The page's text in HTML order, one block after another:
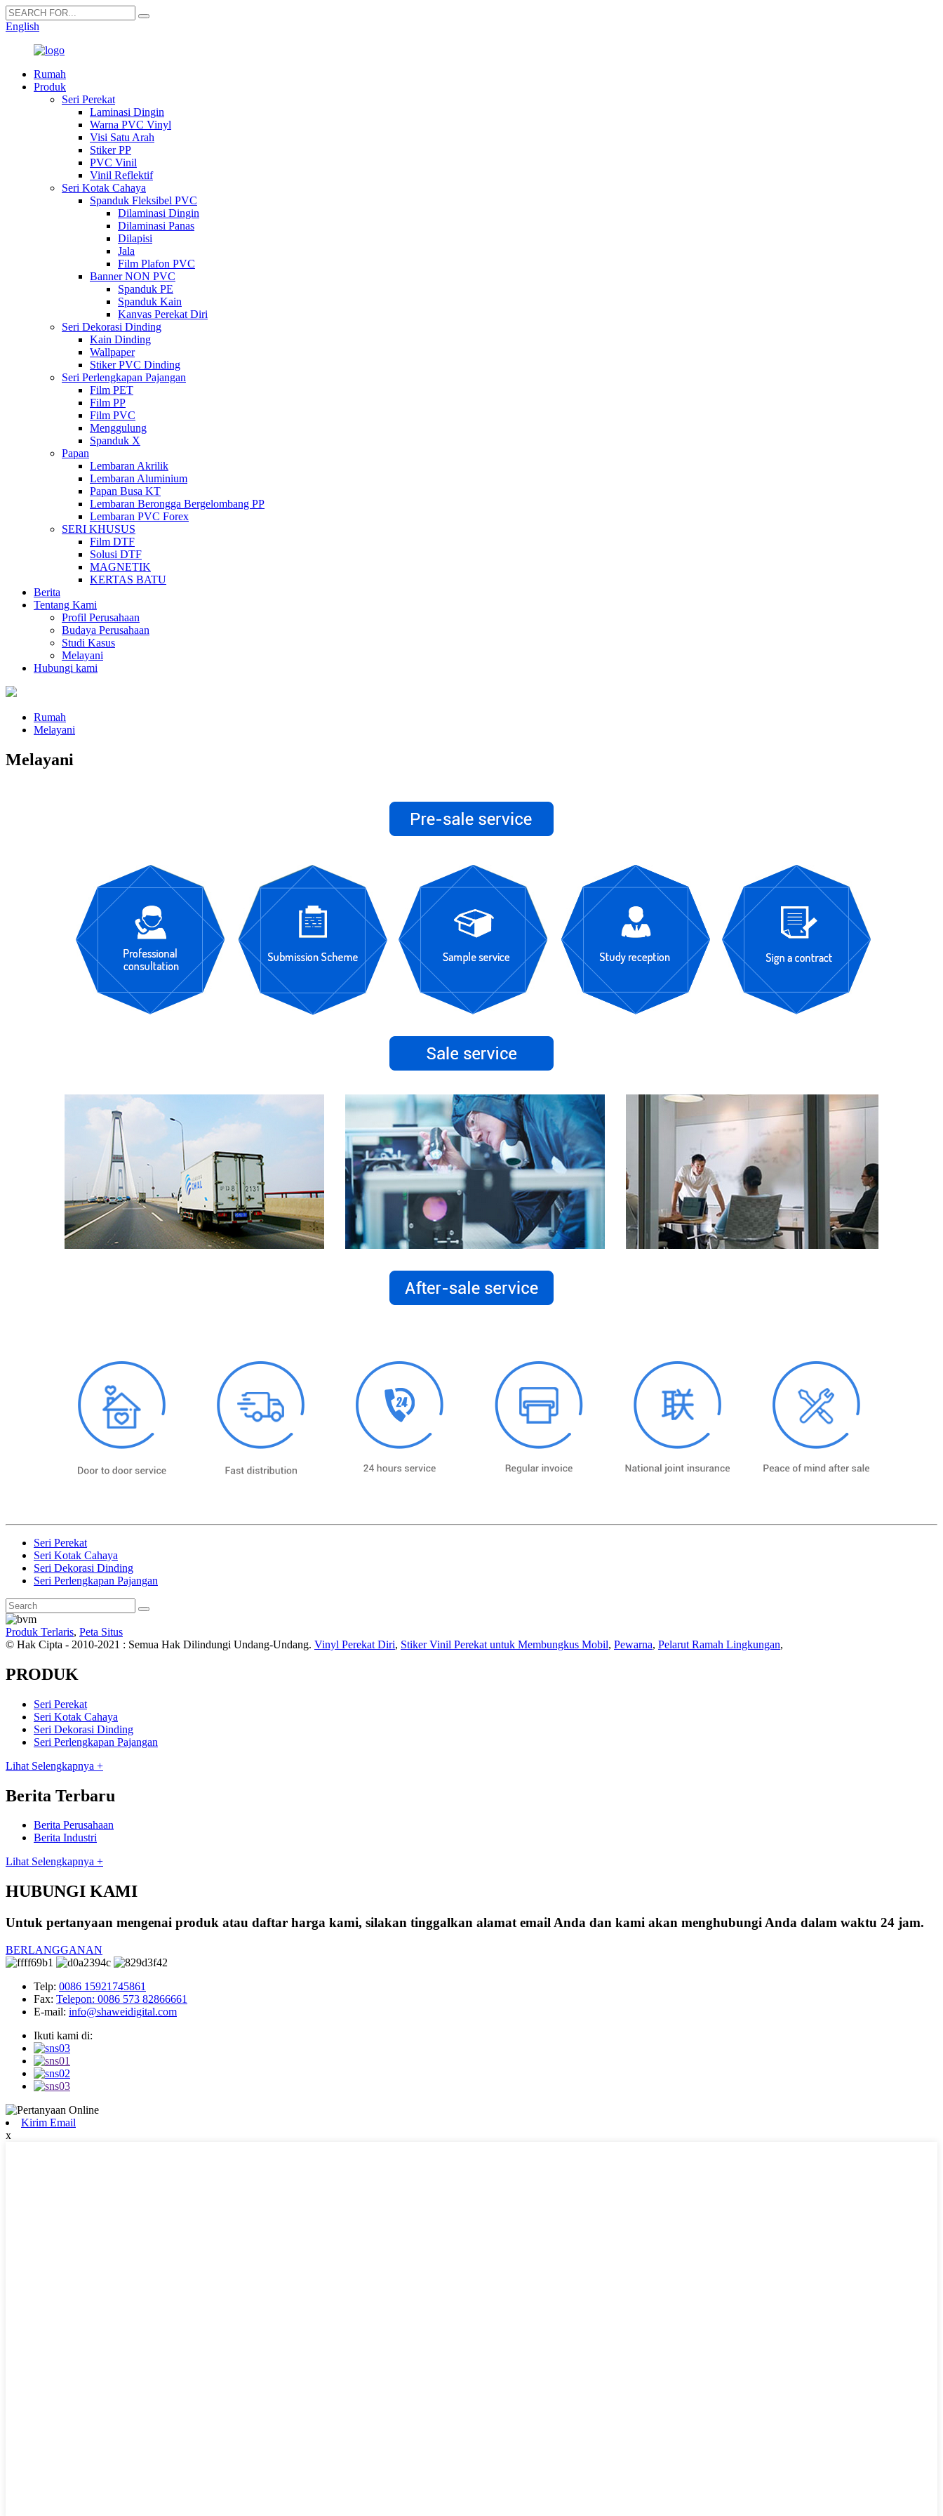
English
Rumah
Produk
Seri Perekat
Laminasi Dingin
Warna PVC Vinyl
Visi Satu Arah
Stiker PP
PVC Vinil
Vinil Reflektif
Seri Kotak Cahaya
Spanduk Fleksibel PVC
Dilaminasi Dingin
Dilaminasi Panas
Dilapisi
Jala
Film Plafon PVC
Banner NON PVC
Spanduk PE
Spanduk Kain
Kanvas Perekat Diri
Seri Dekorasi Dinding
Kain Dinding
Wallpaper
Stiker PVC Dinding
Seri Perlengkapan Pajangan
Film PET
Film PP
Film PVC
Menggulung
Spanduk X
Papan
Lembaran Akrilik
Lembaran Aluminium
Papan Busa KT
Lembaran Berongga Bergelombang PP
Lembaran PVC Forex
SERI KHUSUS
Film DTF
Solusi DTF
MAGNETIK
KERTAS BATU
Berita
Tentang Kami
Profil Perusahaan
Budaya Perusahaan
Studi Kasus
Melayani
Hubungi kami
Rumah
Melayani
Melayani
Seri Perekat
Seri Kotak Cahaya
Seri Dekorasi Dinding
Seri Perlengkapan Pajangan
Produk Terlaris, Peta Situs
© Hak Cipta - 2010-2021 : Semua Hak Dilindungi Undang-Undang. Vinyl Perekat Diri, Stiker Vinil Perekat untuk Membungkus Mobil, Pewarna, Pelarut Ramah Lingkungan,
PRODUK
Seri Perekat
Seri Kotak Cahaya
Seri Dekorasi Dinding
Seri Perlengkapan Pajangan
Lihat Selengkapnya +
Berita Terbaru
Berita Perusahaan
Berita Industri
Lihat Selengkapnya +
HUBUNGI KAMI
Untuk pertanyaan mengenai produk atau daftar harga kami, silakan tinggalkan alamat email Anda dan kami akan menghubungi Anda dalam waktu 24 jam.
BERLANGGANAN
Telp: 0086 15921745861
Fax: Telepon: 0086 573 82866661
E-mail: info@shaweidigital.com
Ikuti kami di:
Kirim Email
x